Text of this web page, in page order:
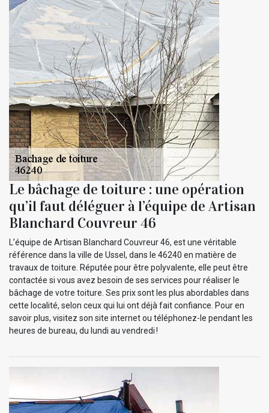
Le bâchage de toiture : une opération
qu’il faut déléguer à l’équipe de Artisan
Blanchard Couvreur 46
L’équipe de Artisan Blanchard Couvreur 46, est une véritable
référence dans la ville de Ussel, dans le 46240 en matière de
travaux de toiture. Réputée pour être polyvalente, elle peut être
contactée si vous avez besoin de ses services pour réaliser le
bâchage de votre toiture. Ses prix sont les plus abordables dans
cette localité, selon ceux qui lui ont déjà fait confiance. Pour en
savoir plus, visitez son site internet ou téléphonez-le pendant les
heures de bureau, du lundi au vendredi !